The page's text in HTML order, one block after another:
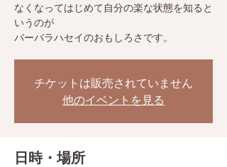
なくなってはじめて自分の楽な状態を知ると
いうのが
バーバラハセイのおもしろさです。
チケットは販売されていません
他のイベントを見る
日時・場所